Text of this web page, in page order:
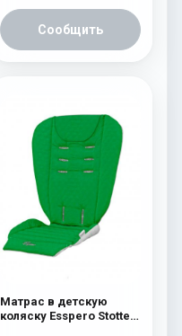
Сообщить
Матрас в детскую
коляску Esspero Stotte